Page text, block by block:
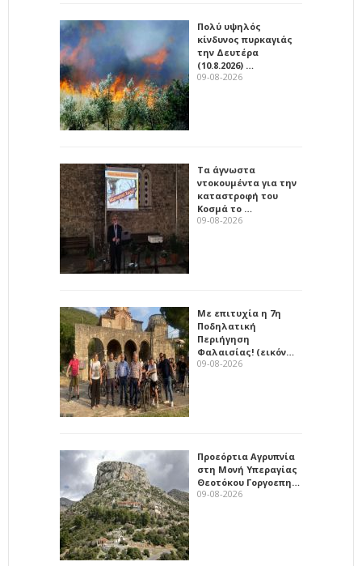
Πολύ υψηλός
κίνδυνος πυρκαγιάς
την Δευτέρα
(10.8.2026) …
09-08-2026
Τα άγνωστα
ντοκουμέντα για την
καταστροφή του
Κοσμά το …
09-08-2026
Με επιτυχία η 7η
Ποδηλατική
Περιήγηση
Φαλαισίας! (εικόν…
09-08-2026
Προεόρτια Αγρυπνία
στη Μονή Υπεραγίας
Θεοτόκου Γοργοεπη…
09-08-2026